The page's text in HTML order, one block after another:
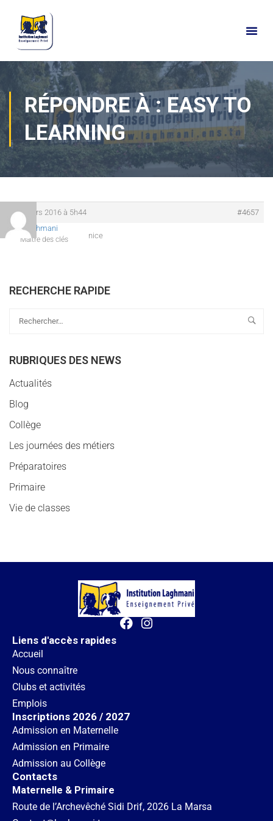
RÉPONDRE À : EASY TO
LEARNING
17 mars 2016 à 5h44
#4657
Laghmani
Maître des clés nice
RECHERCHE RAPIDE
RUBRIQUES DES NEWS
Actualités
Blog
Collège
Les journées des métiers
Préparatoires
Primaire
Vie de classes
Liens d'accès rapides
Accueil
Nous connaître
Clubs et activités
Emplois
Inscriptions 2026 / 2027
Admission en Maternelle
Admission en Primaire
Admission au Collège
Contacts
Maternelle & Primaire
Route de l’Archevêché Sidi Drif, 2026 La Marsa